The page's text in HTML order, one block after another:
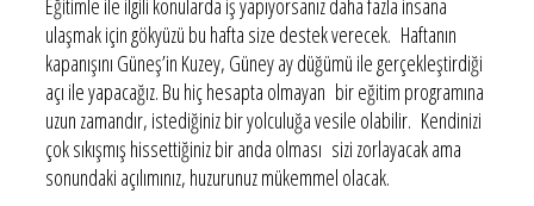
ulaşmak için gökyüzü bu hafta size destek verecek. Haftanın
kapanışını Güneş’in Kuzey, Güney ay düğümü ile gerçekleştirdiği
açı ile yapacağız. Bu hiç hesapta olmayan bir eğitim programına
uzun zamandır, istediğiniz bir yolculuğa vesile olabilir. Kendinizi
çok sıkışmış hissettiğiniz bir anda olması sizi zorlayacak ama
sonundaki açılımınız, huzurunuz mükemmel olacak.